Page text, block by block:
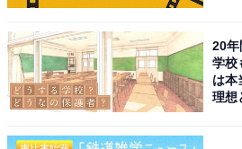
20年
学校
は本
理想